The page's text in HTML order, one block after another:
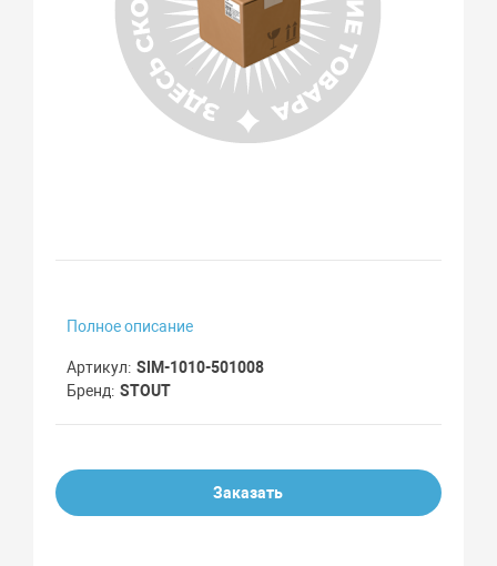
Полное описание
Артикул SIM-1010-501008
Бренд STOUT
Заказать